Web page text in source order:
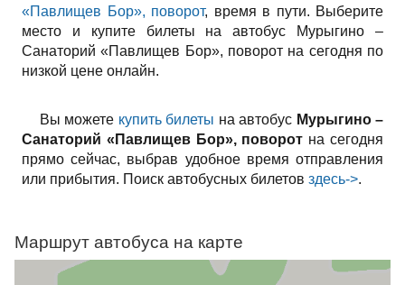
«Павлищев Бор», поворот, время в пути. Выберите
место и купите билеты на автобус Мурыгино –
Санаторий «Павлищев Бор», поворот на сегодня по
низкой цене онлайн.
Вы можете купить билеты на автобус Мурыгино –
Санаторий «Павлищев Бор», поворот на сегодня
прямо сейчас, выбрав удобное время отправления
или прибытия. Поиск автобусных билетов здесь->.
Маршрут автобуса на карте